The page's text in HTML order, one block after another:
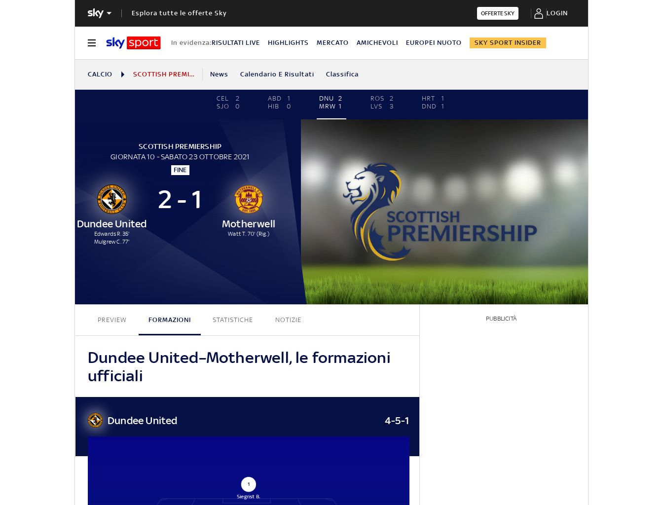
Esplora tutte le offerte Sky OFFERTE SKY LOGIN
In evidenza:RISULTATI LIVE HIGHLIGHTS MERCATO AMICHEVOLI EUROPEI NUOTO SKY SPORT INSIDER
CALCIO SCOTTISH PREMIERSHIP News Calendario E Risultati Classifica
CEL
2
SJO
0
ABD
1
HIB
0
DNU
2
MRW 1
ROS
2
LVS
3
HRT
1
DND
1
SCOTTISH PREMIERSHIP
GIORNATA 10 - SABATO 23 OTTOBRE 2021
FINE
Dundee United
Edwards R. 35'
Mulgrew C. 77'
2 - 1
Motherwell
Watt T. 70' (Rig.)
2 - 1
PREVIEW FORMAZIONI STATISTICHE NOTIZIE
Dundee United–Motherwell, le formazioni
ufficiali
Dundee United 4-5-1
1
Siegrist B.
PUBBLICITÀ